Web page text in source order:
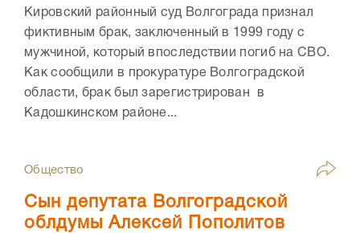
Кировский районный суд Волгограда признал
фиктивным брак, заключенный в 1999 году с
мужчиной, который впоследствии погиб на СВО.
Как сообщили в прокуратуре Волгоградской
области, брак был зарегистрирован в
Кадошкинском районе...
Общество
Сын депутата Волгоградской
облдумы Алексей Пополитов